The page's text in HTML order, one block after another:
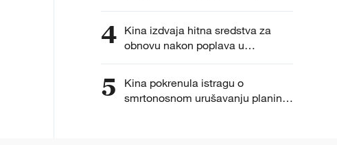
4 Kina izdvaja hitna sredstva za
obnovu nakon poplava u
severoistočnim provincijama
5
Kina pokrenula istragu o
smrtonosnom urušavanju planine